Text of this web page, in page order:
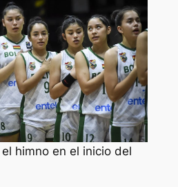
himno en el inicio del